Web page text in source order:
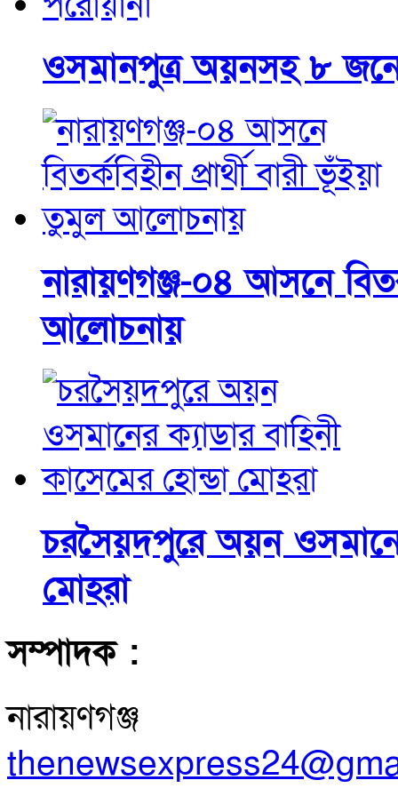
ওসমানপুত্র অয়নসহ ৮
নারায়ণগঞ্জ-০৪ আসনে
আলোচনায়
চরসৈয়দপুরে অয়ন
মোহরা
সম্পাদক :
নারায়ণগঞ্জ